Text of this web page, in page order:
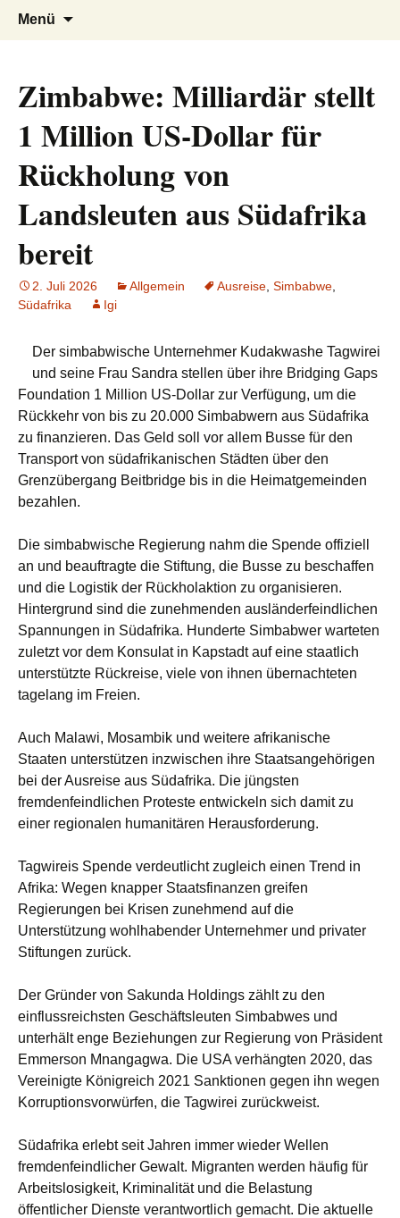
AFRICA live
Seit 1998: Aktuelles aus und mit Bezug
zu Afrika
Menü
Zimbabwe: Milliardär stellt
1 Million US-Dollar für
Rückholung von
Landsleuten aus Südafrika
bereit
2. Juli 2026 Allgemein Ausreise Simbabwe
Südafrika
Igi
Der simbabwische Unternehmer Kudakwashe Tagwirei
und seine Frau Sandra stellen über ihre Bridging Gaps
Foundation 1 Million US-Dollar zur Verfügung, um die
Rückkehr von bis zu 20.000 Simbabwern aus Südafrika
zu finanzieren. Das Geld soll vor allem Busse für den
Transport von südafrikanischen Städten über den
Grenzübergang Beitbridge bis in die Heimatgemeinden
bezahlen.
Die simbabwische Regierung nahm die Spende offiziell
an und beauftragte die Stiftung, die Busse zu beschaffen
und die Logistik der Rückholaktion zu organisieren.
Hintergrund sind die zunehmenden ausländerfeindlichen
Spannungen in Südafrika. Hunderte Simbabwer warteten
zuletzt vor dem Konsulat in Kapstadt auf eine staatlich
unterstützte Rückreise, viele von ihnen übernachteten
tagelang im Freien.
Auch Malawi, Mosambik und weitere afrikanische
Staaten unterstützen inzwischen ihre Staatsangehörigen
bei der Ausreise aus Südafrika. Die jüngsten
fremdenfeindlichen Proteste entwickeln sich damit zu
einer regionalen humanitären Herausforderung.
Tagwireis Spende verdeutlicht zugleich einen Trend in
Afrika: Wegen knapper Staatsfinanzen greifen
Regierungen bei Krisen zunehmend auf die
Unterstützung wohlhabender Unternehmer und privater
Stiftungen zurück.
Der Gründer von Sakunda Holdings zählt zu den
einflussreichsten Geschäftsleuten Simbabwes und
unterhält enge Beziehungen zur Regierung von Präsident
Emmerson Mnangagwa. Die USA verhängten 2020, das
Vereinigte Königreich 2021 Sanktionen gegen ihn wegen
Korruptionsvorwürfen, die Tagwirei zurückweist.
Südafrika erlebt seit Jahren immer wieder Wellen
fremdenfeindlicher Gewalt. Migranten werden häufig für
Arbeitslosigkeit, Kriminalität und die Belastung
öffentlicher Dienste verantwortlich gemacht. Die aktuelle